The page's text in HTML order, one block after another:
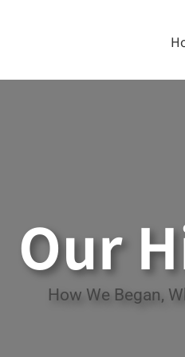
Our
How We Began,